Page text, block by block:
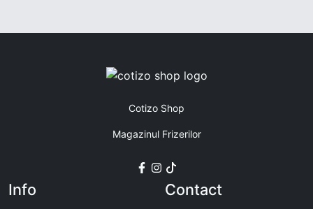
Cotizo Shop
Magazinul Frizerilor
Info Contact